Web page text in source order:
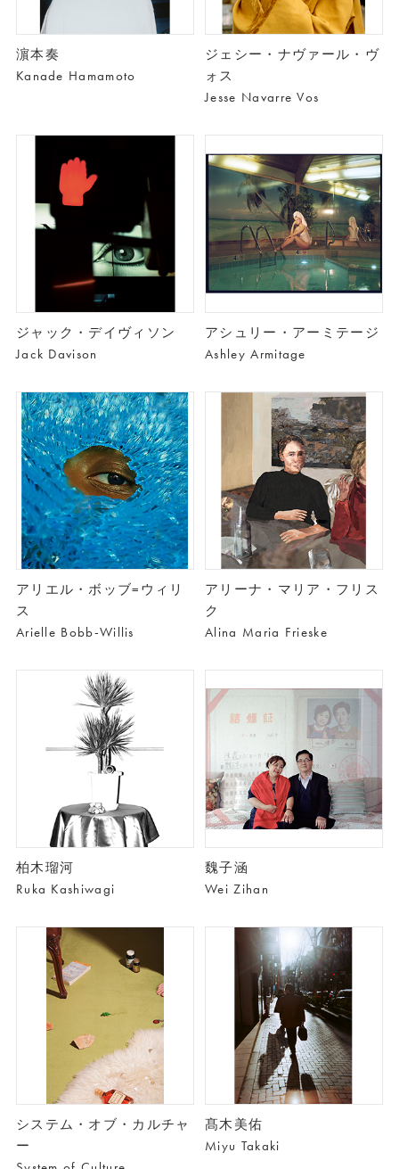
濵本奏
Kanade Hamamoto
ジェシー・ナヴァール・ヴ
ォス
Jesse Navarre Vos
ジャック・デイヴィソン
Jack Davison
アシュリー・アーミテージ
Ashley Armitage
アリエル・ボッブ=ウィリ
ス
Arielle Bobb-Willis
アリーナ・マリア・フリス
ク
Alina Maria Frieske
柏木瑠河
Ruka Kashiwagi
魏子涵
Wei Zihan
システム・オブ・カルチャ
ー
髙木美佑
Miyu Takaki